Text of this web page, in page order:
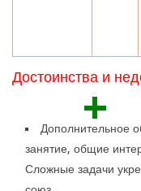
Достоинства и
+
Дополнительное
занятие, общие
Сложные задачи